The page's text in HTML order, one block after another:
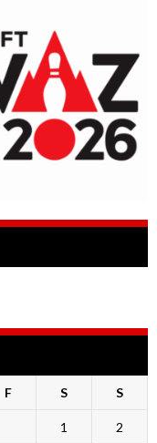
F S S
1 2